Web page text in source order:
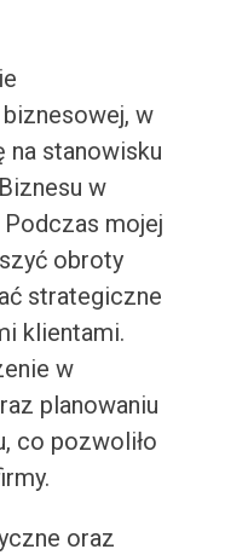
w
stanowisku
w
mojej
obroty
strategiczne
klientami.
w
planowaniu
co pozwoliło
oraz